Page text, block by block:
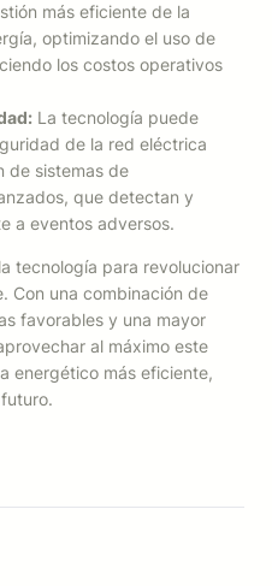
más eficiente de la
optimizando el uso de
los costos operativos
La tecnología puede
de la red eléctrica
de sistemas de
que detectan y
a eventos adversos.
tecnología para revolucionar
Con una combinación de
favorables y una mayor
al máximo este
energético más eficiente,